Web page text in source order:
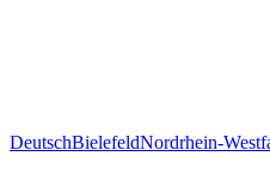
DeutschBielefeldNordrhein-